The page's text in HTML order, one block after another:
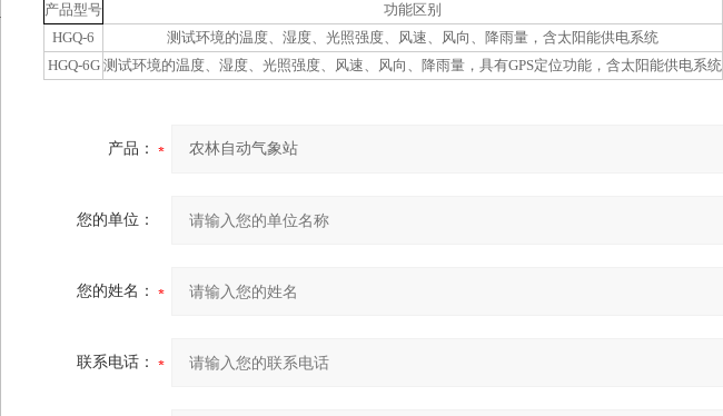
产品型号
功能区别
HGQ-6
测试环境的温度、湿度、光照强度、风速、风向、降雨量，含太阳能供电系统
HGQ-6G 测试环境的温度、湿度、光照强度、风速、风向、降雨量，具有GPS定位功能，含太阳能供电系统
产品：
您的单位：
您的姓名：
联系电话：